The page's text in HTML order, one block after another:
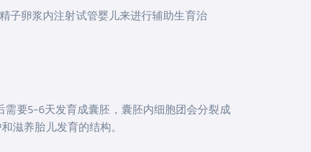
子卵浆内注射试管婴儿来进行辅助生育治
要5-6天发育成囊胚，囊胚内细胞团会分裂成
滋养胎儿发育的结构。